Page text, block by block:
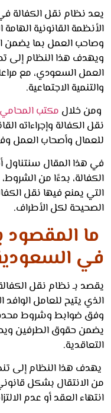
نظام نقل الكفالة في
القانونية الهامة
العمل بما يضمن
هذا النظام إلى
السعودي، مع مراعاة
الاجتماعية.
خلالمكتب المحامي
الكفالة وإجراءاته
وأصحاب العمل وفق
المقال سنتناول أبرز
بدءًا من الشروط،
يمنع فيها نقل الكفالة،
لكل الأطراف.
المقصود
السعودية؟
بـ نظام نقل الكفالة في
يتيح للعامل الوافد
ضوابط وشروط محددة
حقوق الطرفين ويحافظ
هذا النظام إلى
بشكل قانوني
العقد أو عدم الالتزام